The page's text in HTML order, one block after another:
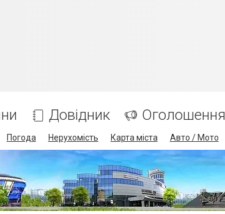
Довідник Оголошення
Погода Нерухомість Карта міста Авто / Мото